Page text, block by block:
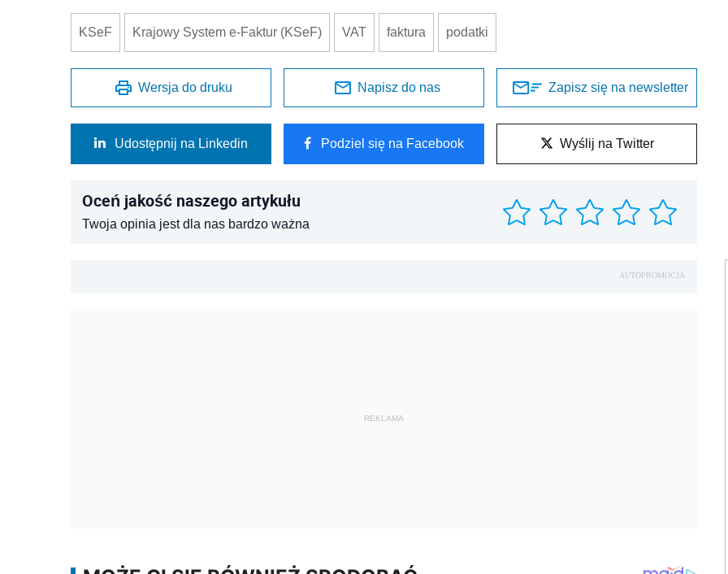
KSeF Krajowy System e-Faktur (KSeF) VAT faktura podatki
Wersja do druku Napisz do nas Zapisz się na newsletter
Udostępnij na Linkedin Podziel się na Facebook Wyślij na Twitter
Oceń jakość naszego artykułu
Twoja opinia jest dla nas bardzo ważna
AUTOPROMOCJA
REKLAMA